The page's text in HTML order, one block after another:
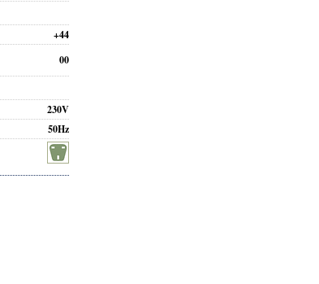
+44
00
230V
50Hz